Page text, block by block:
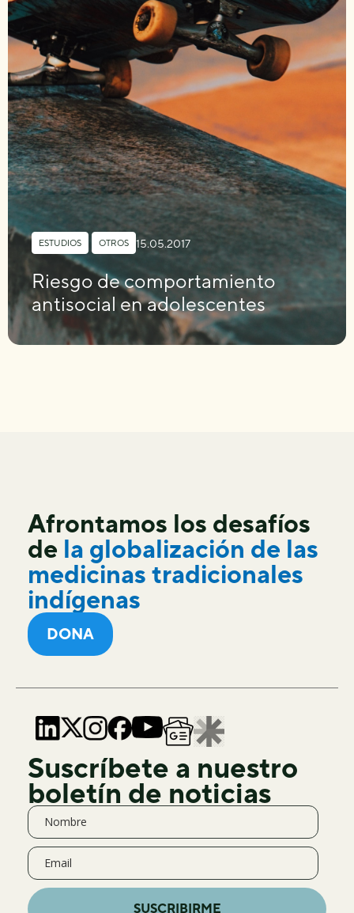
ESTUDIOS OTROS 15.05.2017
Riesgo de comportamiento
antisocial en adolescentes
Afrontamos los desafíos
de la globalización de las
medicinas tradicionales
indígenas
DONA
Suscríbete a nuestro
boletín de noticias
SUSCRIBIRME